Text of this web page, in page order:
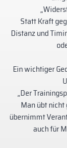
Statt Kraft
Distanz und
Ein wichtiger
„Der
Man übt nicht
übernimmt
auch für